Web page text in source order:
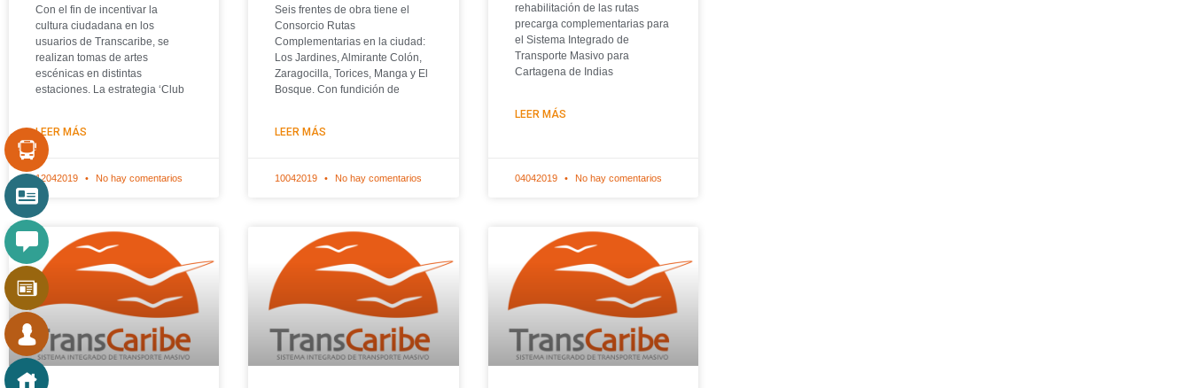
Con el fin de incentivar la
cultura ciudadana en los
usuarios de Transcaribe, se
realizan tomas de artes
escénicas en distintas
estaciones. La estrategia ‘Club
LEER MÁS
12042019 No hay comentarios
Seis frentes de obra tiene el
Consorcio Rutas
Complementarias en la ciudad:
Los Jardines, Almirante Colón,
Zaragocilla, Torices, Manga y El
Bosque. Con fundición de
LEER MÁS
10042019 No hay comentarios
rehabilitación de las rutas
precarga complementarias para
el Sistema Integrado de
Transporte Masivo para
Cartagena de Indias
LEER MÁS
04042019 No hay comentarios